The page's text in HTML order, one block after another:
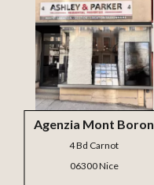
Agenzia Mont Boron
4 Bd Carnot
06300 Nice